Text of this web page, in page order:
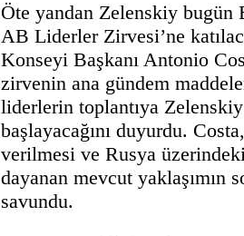
Öte yandan Zelenskiy bugün
AB Liderler Zirvesi’ne
Konseyi Başkanı Antonio
zirvenin ana gündem
liderlerin toplantıya
başlayacağını duyurdu.
verilmesi ve Rusya üzerindeki
dayanan mevcut yaklaşımın
savundu.